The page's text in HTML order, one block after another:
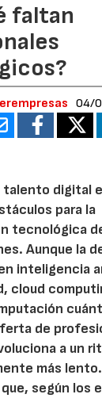
faltan
04/
talento digital
para la
tecnológica
Aunque la
inteligencia
cloud
de
a un
más
según los